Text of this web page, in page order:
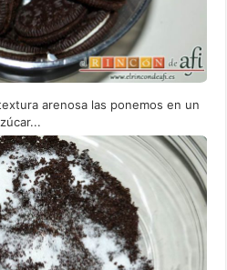
arenosa las ponemos en un